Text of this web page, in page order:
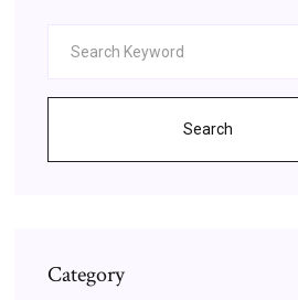
Search
Category